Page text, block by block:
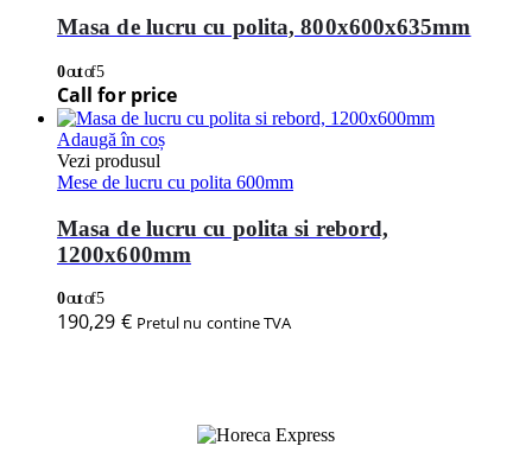
Masa de lucru cu polita, 800x600x635mm
0out of 5
Call for price
Adaugă în coș
Vezi produsul
Mese de lucru cu polita 600mm
Masa de lucru cu polita si rebord,
1200x600mm
0out of 5
190,29 € Pretul nu contine TVA